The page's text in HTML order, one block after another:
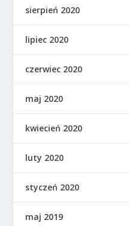
sierpień 2020
lipiec 2020
czerwiec 2020
maj 2020
kwiecień 2020
luty 2020
styczeń 2020
maj 2019